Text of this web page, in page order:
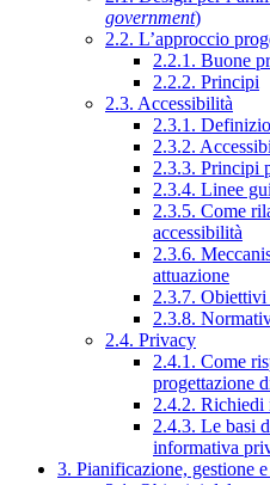
government)
2.2. L’approccio
2.2.1. Buone
2.2.2. Principi
2.3. Accessibilità
2.3.1.
2.3.2.
2.3.3. Principi
2.3.4. Linee
2.3.5. Come
accessibilità
2.3.6.
attuazione
2.3.7. Obiettivi
2.3.8.
2.4. Privacy
2.4.1. Come
progettazione
2.4.2. Richiedi
2.4.3. Le basi
informativa
3. Pianificazione, gestione e